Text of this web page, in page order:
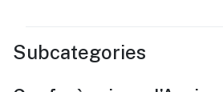
Subcategories